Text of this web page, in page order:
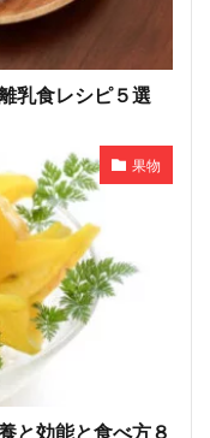
乳食レシピ５選
果物
と効能と食べ方８